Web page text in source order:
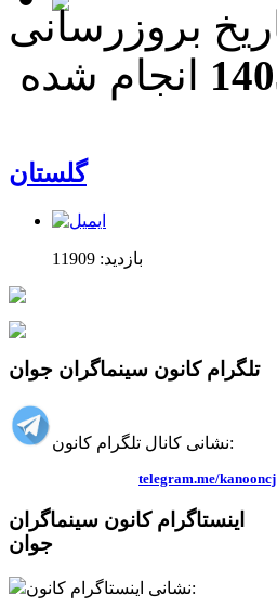
انجام شده
گلستان
بازدید: 11909
تلگرام کانون سینماگران جوان
نشانی کانال تلگرام کانون:
telegram.me/kanooncj
اینستاگرام کانون سینماگران
جوان
نشانی اینستاگرام کانون: